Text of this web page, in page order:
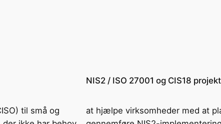
til små og
NIS2 / ISO 27001 og CIS18
at hjælpe virksomheder med at